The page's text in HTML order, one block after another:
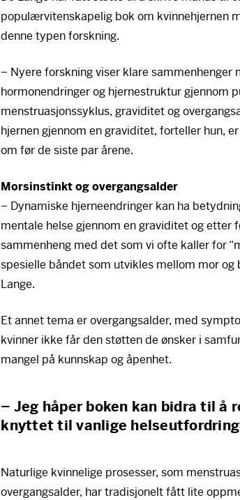
populærvitenskapelig bok om kvinnehjernen
denne typen forskning.
– Nyere forskning viser klare sammenhenger
hormonendringer og hjernestruktur gjennom
menstruasjonssyklus, graviditet og
hjernen gjennom en graviditet, forteller hun,
om før de siste par årene.
Morsinstinkt og overgangsalder
– Dynamiske hjerneendringer kan ha
mentale helse gjennom en graviditet og etter
sammenheng med det som vi ofte kaller for
spesielle båndet som utvikles mellom mor og
Lange.
Et annet tema er overgangsalder, med
kvinner ikke får den støtten de ønsker i
mangel på kunnskap og åpenhet.
– Jeg håper boken kan bidra til å
knyttet til vanlige
Naturlige kvinnelige prosesser, som
overgangsalder, har tradisjonelt fått lite